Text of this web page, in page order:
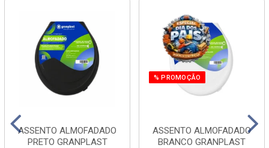
ASSENTO ALMOFADADO
PRETO GRANPLAST
% PROMOÇÃO
ASSENTO ALMOFADADO
BRANCO GRANPLAST